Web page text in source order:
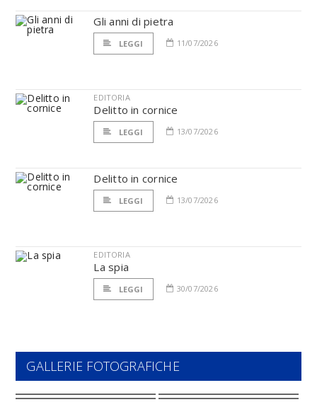
Gli anni di pietra
LEGGI 11/07/2026
EDITORIA
Delitto in cornice
LEGGI 13/07/2026
Delitto in cornice
LEGGI 13/07/2026
EDITORIA
La spia
LEGGI 30/07/2026
GALLERIE FOTOGRAFICHE